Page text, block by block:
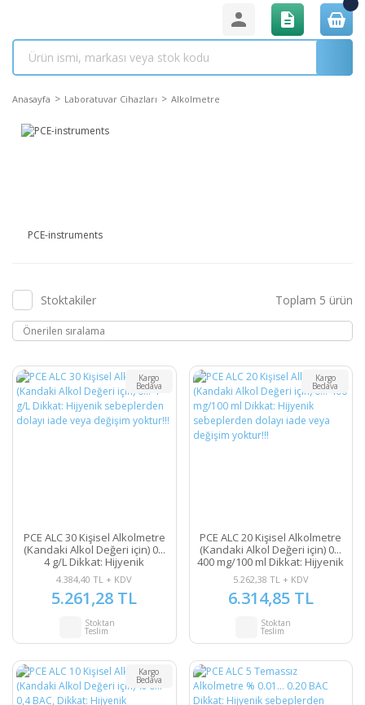
Anasayfa Laboratuvar Cihazları Alkolmetre
PCE-instruments
Stoktakiler Toplam 5 ürün
Kargo
Bedava
PCE ALC 30 Kişisel Alkolmetre
(Kandaki Alkol Değeri için) 0...
4 g/L Dikkat: Hijyenik
sebeplerden dolayı iade veya
değişim yoktur!!!
4.384,40 TL + KDV
5.261,28 TL
Stoktan
Teslim
Kargo
Bedava
PCE ALC 20 Kişisel Alkolmetre
(Kandaki Alkol Değeri için) 0...
400 mg/100 ml Dikkat: Hijyenik
sebeplerden dolayı iade veya
değişim yoktur!!!
5.262,38 TL + KDV
6.314,85 TL
Stoktan
Teslim
Kargo
Bedava